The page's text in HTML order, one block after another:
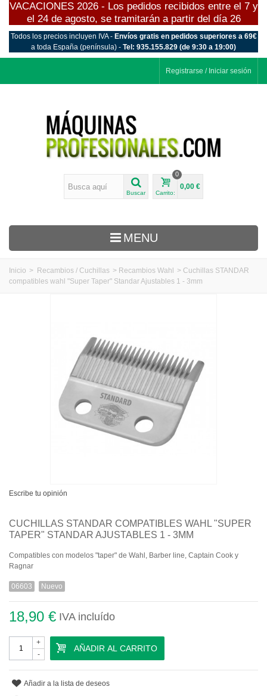
VACACIONES 2026 - Los pedidos recibidos entre el 7 y
el 24 de agosto, se tramitarán a partir del día 26
Todos los precios incluyen IVA - Envíos gratis en pedidos superiores a 69€
a toda España (península) - Tel: 935.155.829 (de 9:30 a 19:00)
Registrarse / Iniciar sesión
Buscar Carrito:
0
0,00 €
MENU
Inicio > Recambios / Cuchillas > Recambios Wahl > Cuchillas STANDAR
compatibles wahl "Super Taper" Standar Ajustables 1 - 3mm
Escribe tu opinión
CUCHILLAS STANDAR COMPATIBLES WAHL "SUPER
TAPER" STANDAR AJUSTABLES 1 - 3MM
Compatibles con modelos "taper" de Wahl, Barber line, Captain Cook y
Ragnar
06603 Nuevo
18,90 € IVA incluído
-
+
AÑADIR AL CARRITO
Añadir a la lista de deseos